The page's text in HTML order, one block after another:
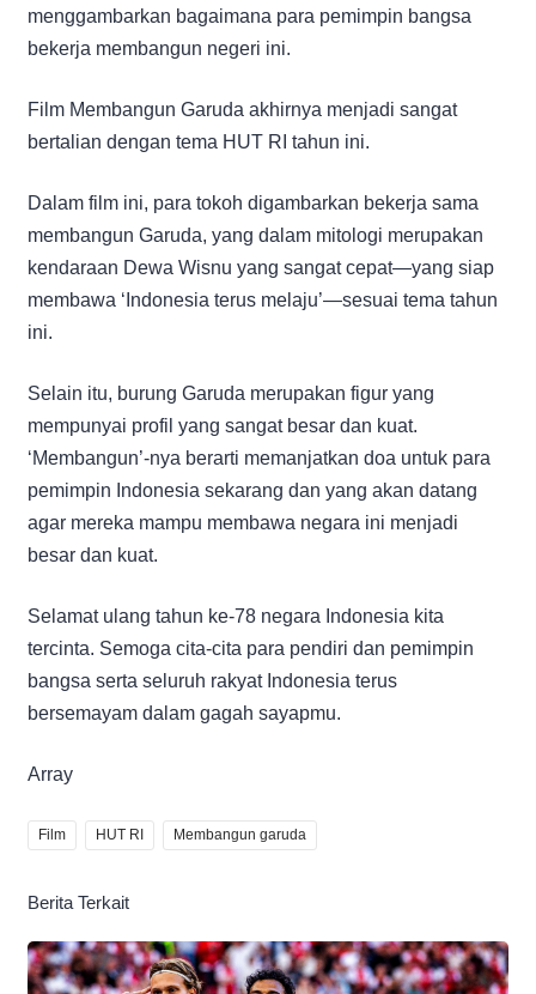
menggambarkan bagaimana para pemimpin bangsa
bekerja membangun negeri ini.
Film Membangun Garuda akhirnya menjadi sangat
bertalian dengan tema HUT RI tahun ini.
Dalam film ini, para tokoh digambarkan bekerja sama
membangun Garuda, yang dalam mitologi merupakan
kendaraan Dewa Wisnu yang sangat cepat—yang siap
membawa ‘Indonesia terus melaju’—sesuai tema tahun
ini.
Selain itu, burung Garuda merupakan figur yang
mempunyai profil yang sangat besar dan kuat.
‘Membangun’-nya berarti memanjatkan doa untuk para
pemimpin Indonesia sekarang dan yang akan datang
agar mereka mampu membawa negara ini menjadi
besar dan kuat.
Selamat ulang tahun ke-78 negara Indonesia kita
tercinta. Semoga cita-cita para pendiri dan pemimpin
bangsa serta seluruh rakyat Indonesia terus
bersemayam dalam gagah sayapmu.
Array
Film HUT RI Membangun garuda
Berita Terkait